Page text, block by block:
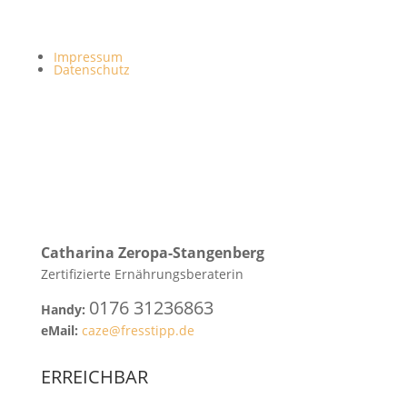
Impressum
Datenschutz
Catharina Zeropa-Stangenberg
Zertifizierte Ernährungsberaterin
Handy: 0176 31236863
eMail: caze@fresstipp.de
ERREICHBAR